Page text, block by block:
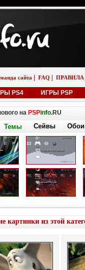
сайта FAQ ПРАВИЛА
PS4 ИГРЫ PSP
на PSPinfo.RU
Темы Сейвы Обои
картинки из этой